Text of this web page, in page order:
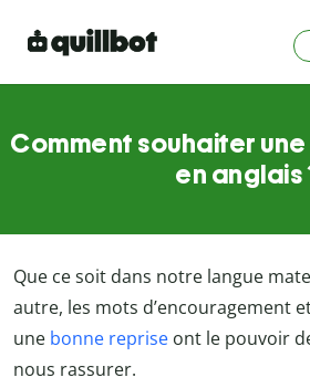
Comment souhaiter
en anglais
Que ce soit dans notre langue
autre, les mots d’encouragement
une bonne reprise ont le pouvoir
nous rassurer.